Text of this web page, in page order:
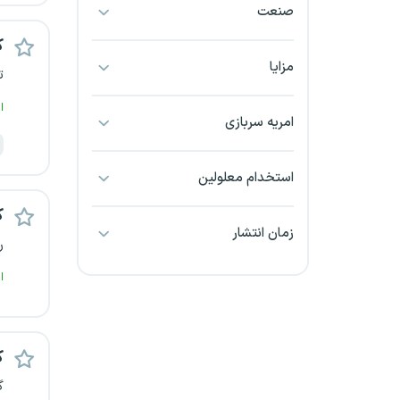
بجنورد
خراسان جنوبی
صنعت
مزایا
امریه سربازی
استخدام معلولین
زمان انتشار